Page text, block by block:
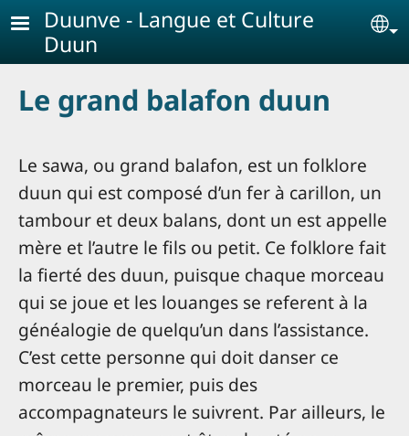
Aller au contenu principal
Duunve - Langue et Culture
Duun
Le grand balafon duun
Le sawa, ou grand balafon, est un folklore
duun qui est composé d’un fer à carillon, un
tambour et deux balans, dont un est appelle
mère et l’autre le fils ou petit. Ce folklore fait
la fierté des duun, puisque chaque morceau
qui se joue et les louanges se referent à la
généalogie de quelqu’un dans l’assistance.
C’est cette personne qui doit danser ce
morceau le premier, puis des
accompagnateurs le suivrent. Par ailleurs, le